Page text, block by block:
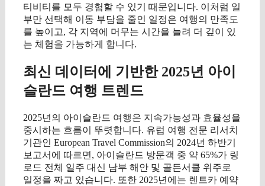
티비티를 모두 경험할 수 있기 때문입니다. 이처럼 일
부만 선택해 이동 부담을 줄인 일정은 여행의 만족도
를 높이고, 각 지역에 머무는 시간을 늘려 더 깊이 있
는 체험을 가능하게 합니다.
최신 데이터에 기반한 2025년 아이
슬란드 여행 트렌드
2025년의 아이슬란드 여행은 지속가능성과 효율성을
중시하는 흐름이 뚜렷합니다. 유럽 여행 전문 리서치
기관인 European Travel Commission의 2024년 하반기
보고서에 따르면, 아이슬란드 방문객 중 약 65%가 링
로드 전체 일주 대신 남부 해안 및 골든서클 위주로
일정을 짜고 있습니다. 또한 2025년에는 렌트카 예약